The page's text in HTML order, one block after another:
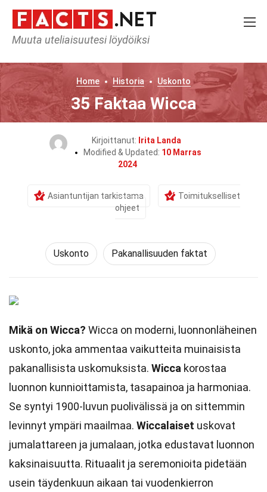
Muuta uteliaisuutesi löydöiksi
Home Historia Uskonto
35 Faktaa Wicca
Kirjoittanut: Irita Landa
Modified & Updated: 10 Marras
2024
Asiantuntijan tarkistama
Toimitukselliset
ohjeet
Uskonto Pakanallisuuden faktat
Mikä on Wicca? Wicca on moderni, luonnonläheinen
uskonto, joka ammentaa vaikutteita muinaisista
pakanallisista uskomuksista. Wicca korostaa
luonnon kunnioittamista, tasapainoa ja harmoniaa.
Se syntyi 1900-luvun puolivälissä ja on sittemmin
levinnyt ympäri maailmaa. Wiccalaiset uskovat
jumalattareen ja jumalaan, jotka edustavat luonnon
kaksinaisuutta. Rituaalit ja seremonioita pidetään
usein täydenkuun aikaan tai vuodenkierron